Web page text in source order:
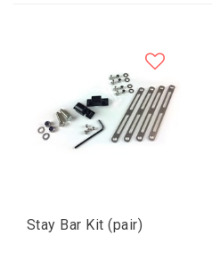
Stay Bar Kit (pair)